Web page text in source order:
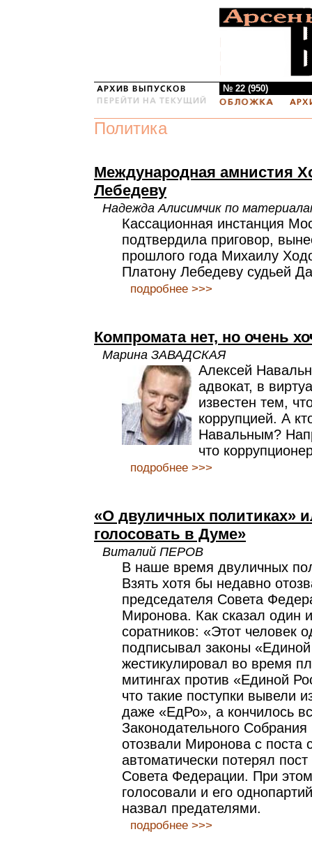
№ 22 (950)
Политика
Международная амнистия
Лебедеву
Надежда Алисимчик по
Каcсационная инстанция
подтвердила приговор,
прошлого года Михаилу
Платону Лебедеву судьей
подробнее >>>
Компромата нет, но очень
Марина ЗАВАДСКАЯ
Алексей
адвокат, в
известен тем,
коррупцией. А
Навальным?
что
подробнее >>>
«О двуличных политиках»
голосовать в Думе»
Виталий ПЕРОВ
В наше время двуличных
Взять хотя бы недавно
председателя Совета
Миронова. Как сказал один
соратников: «Этот человек
подписывал законы
жестикулировал во время
митингах против «Единой
что такие поступки вывели
даже «ЕдРо», а кончилось
Законодательного Собрания
отозвали Миронова с поста
автоматически потерял
Совета Федерации. При
голосовали и его
назвал предателями.
подробнее >>>